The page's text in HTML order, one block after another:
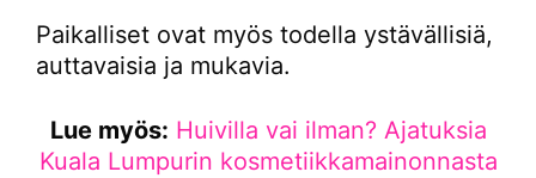
Paikalliset ovat myös todella ystävällisiä,
auttavaisia ja mukavia.
Lue myös: Huivilla vai ilman? Ajatuksia
Kuala Lumpurin kosmetiikkamainonnasta